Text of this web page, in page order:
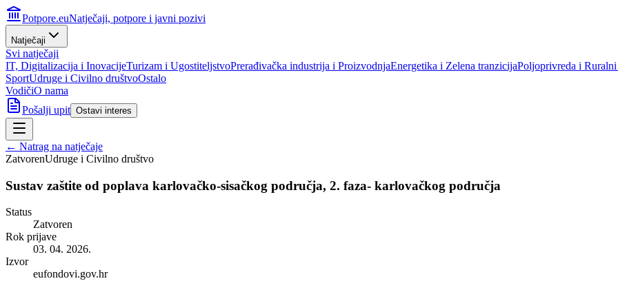
Potpore.euNatječaji, potpore i javni pozivi
Natječaji
Svi natječaji
IT, Digitalizacija i InovacijeTurizam i UgostiteljstvoPrerađivačka industrija i ProizvodnjaEnergetika i Zelena tranzicijaPoljoprivreda i
SportUdruge i Civilno društvoOstalo
VodičiO nama
Pošalji upit Ostavi interes
← Natrag na natječaje
ZatvorenUdruge i Civilno društvo
Sustav zaštite od poplava karlovačko-sisačkog područja, 2. faza- karlovačkog područja
Status
Zatvoren
Rok prijave
03. 04. 2026.
Izvor
eufondovi.gov.hr